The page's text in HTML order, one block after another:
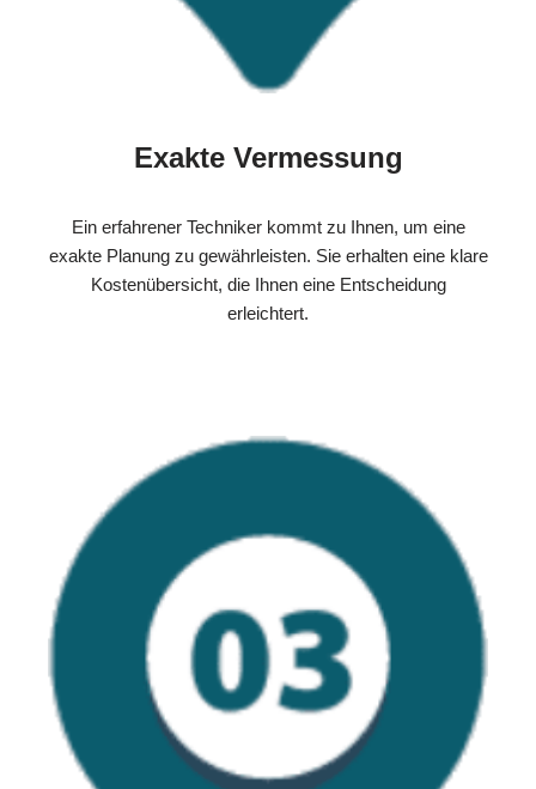
Exakte Vermessung
Ein erfahrener Techniker kommt zu Ihnen, um eine
exakte Planung zu gewährleisten. Sie erhalten eine klare
Kostenübersicht, die Ihnen eine Entscheidung
erleichtert.